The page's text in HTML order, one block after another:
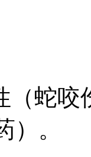
蛇咬
）。